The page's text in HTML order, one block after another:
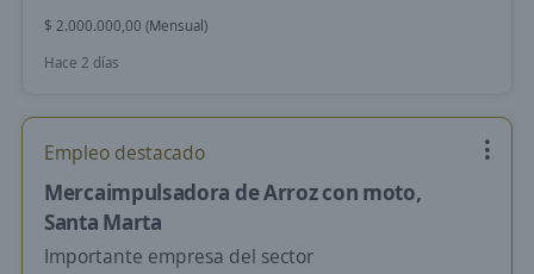
$ 2.000.000,00 (Mensual)
Hace 2 días
Empleo destacado
Mercaimpulsadora de Arroz con moto,
Santa Marta
Importante empresa del sector